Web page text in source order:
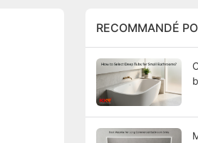
RECOMMANDÉ